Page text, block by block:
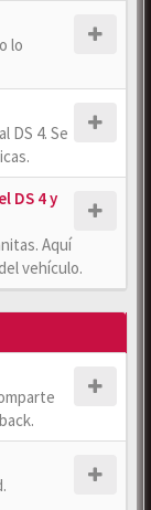
lo
DS 4. Se
DS 4 y
Aquí
vehículo.